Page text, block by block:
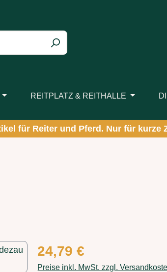
REITPLATZ & REITHALLE
für Reiter und Pferd. Nur für kurze
Regulärer Preis:
24,79 €
Preise inkl. MwSt. zzgl.